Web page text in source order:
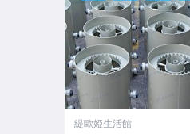
緹歐婭生活館